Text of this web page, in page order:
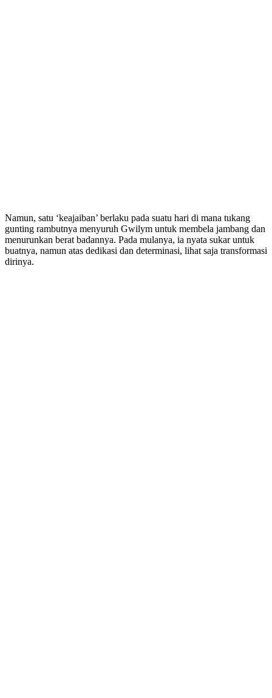
Namun, satu ‘keajaiban’ berlaku pada suatu hari di mana tukang
gunting rambutnya menyuruh Gwilym untuk membela jambang dan
menurunkan berat badannya. Pada mulanya, ia nyata sukar untuk
buatnya, namun atas dedikasi dan determinasi, lihat saja transformasi
dirinya.